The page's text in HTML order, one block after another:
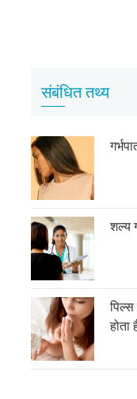
संबंधित तथ्य
शल्य
होता